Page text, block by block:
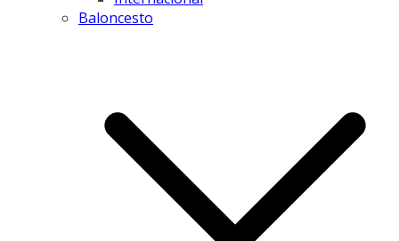
Baloncesto